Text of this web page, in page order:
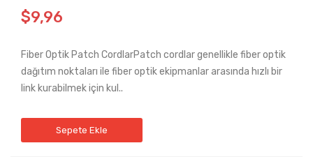
$9,96
Fiber Optik Patch CordlarPatch cordlar genellikle fiber optik
dağıtım noktaları ile fiber optik ekipmanlar arasında hızlı bir
link kurabilmek için kul..
Sepete Ekle